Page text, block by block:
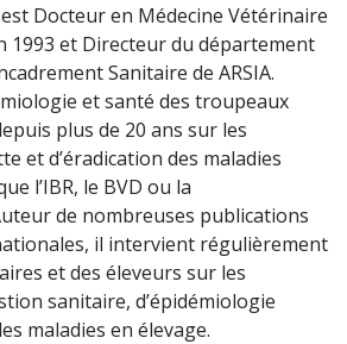
Docteur en Médecine Vétérinaire
1993 et Directeur du département
Sanitaire de ARSIA.
et santé des troupeaux
plus de 20 ans sur les
et d’éradication des maladies
l’IBR, le BVD ou la
de nombreuses publications
il intervient régulièrement
et des éleveurs sur les
sanitaire, d’épidémiologie
maladies en élevage.